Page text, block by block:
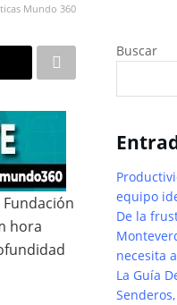
Mundo 360
hora
Buscar
equipo
De la
necesita
La Guía